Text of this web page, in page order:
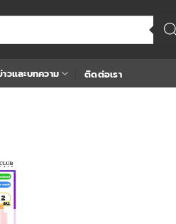
าวและบทความ ติดต่อเรา